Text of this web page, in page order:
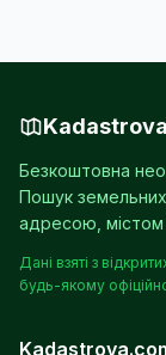
Безкоштовна
Пошук
адресою, містом
Дані взяті з
будь-якому